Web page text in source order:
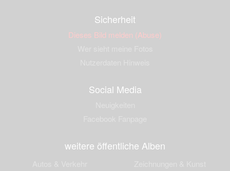
Sicherheit
Dieses Bild melden (Abuse)
Social Media
weitere öffentliche Alben